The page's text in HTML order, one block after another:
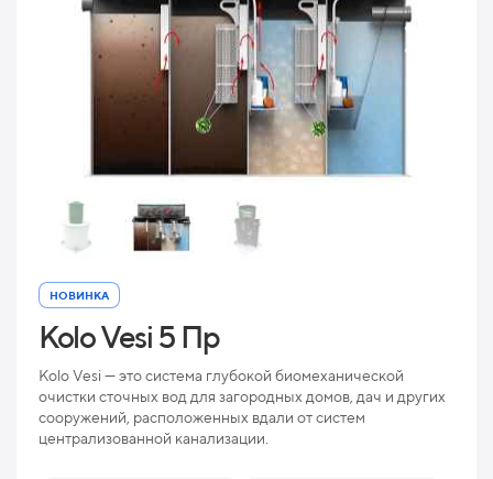
НОВИНКА
Kolo Vesi 5 Пр
Kolo Vesi — это система глубокой биомеханической
очистки сточных вод для загородных домов, дач и других
сооружений, расположенных вдали от систем
централизованной канализации.